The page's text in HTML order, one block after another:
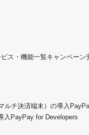
ス・機能一覧キャンペーン
ルチ決済端末）の導入
入 PayPay for Developers